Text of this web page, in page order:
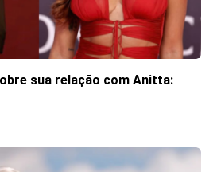
sua relação com Anitta: